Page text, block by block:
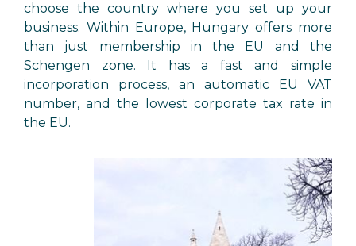
choose the country where you set up your
business. Within Europe, Hungary offers more
than just membership in the EU and the
Schengen zone. It has a fast and simple
incorporation process, an automatic EU VAT
number, and the lowest corporate tax rate in
the EU.